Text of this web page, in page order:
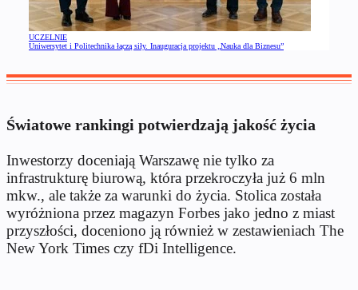
UCZELNIE
Uniwersytet i Politechnika łączą siły. Inauguracja projektu „Nauka dla Biznesu”
Światowe rankingi potwierdzają jakość życia
Inwestorzy doceniają Warszawę nie tylko za
infrastrukturę biurową, która przekroczyła już 6 mln
mkw., ale także za warunki do życia. Stolica została
wyróżniona przez magazyn Forbes jako jedno z miast
przyszłości, doceniono ją również w zestawieniach The
New York Times czy fDi Intelligence.